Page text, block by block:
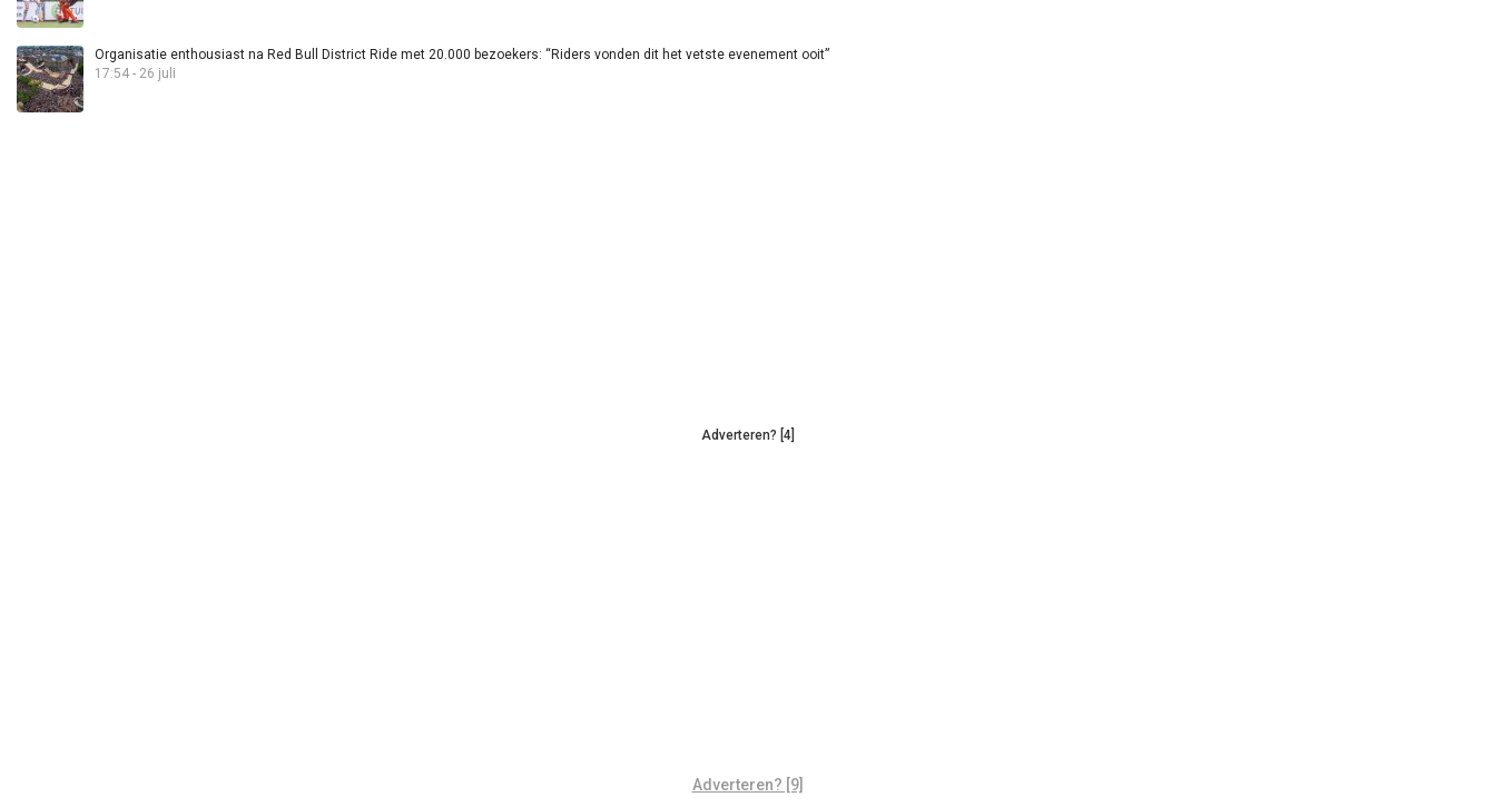
Organisatie enthousiast na Red Bull District Ride met 20.000 bezoekers: “Riders vonden dit het vetste evenement ooit”
17:54 - 26 juli
Adverteren? [4]
Adverteren? [9]